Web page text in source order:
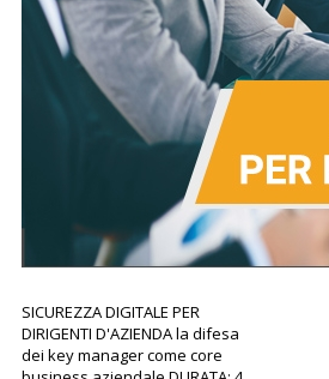
SICUREZZA DIGITALE PER
DIRIGENTI D'AZIENDA la difesa
dei key manager come core